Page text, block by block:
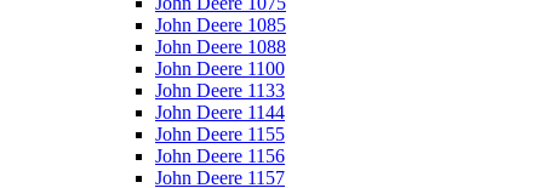
John Deere 1085
John Deere 1088
John Deere 1100
John Deere 1133
John Deere 1144
John Deere 1155
John Deere 1156
John Deere 1157